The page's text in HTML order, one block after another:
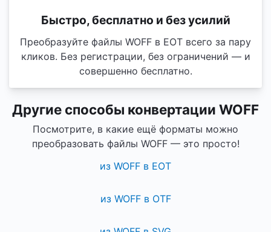
Быстро, бесплатно и без усилий
Преобразуйте файлы WOFF в EOT всего за пару
кликов. Без регистрации, без ограничений — и
совершенно бесплатно.
Другие способы конвертации WOFF
Посмотрите, в какие ещё форматы можно
преобразовать файлы WOFF — это просто!
из WOFF в EOT
из WOFF в OTF